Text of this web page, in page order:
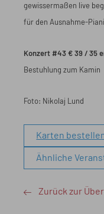
gewissermaßen live
für den Ausnahme-
Konzert #43 € 39 / 35
Bestuhlung zum Kamin
Foto: Nikolaj Lund
Karten
Ähnliche
Zurück zur